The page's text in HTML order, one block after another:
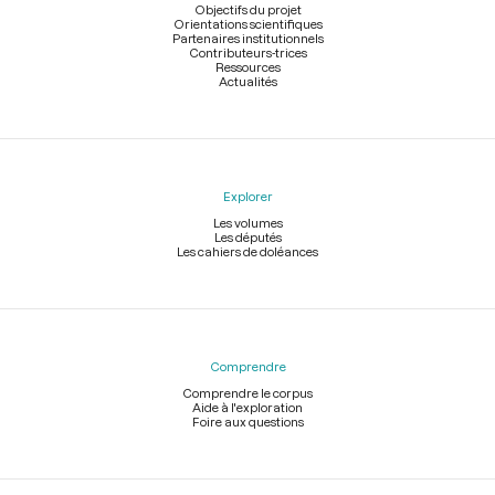
Objectifs du projet
Orientations scientifiques
Partenaires institutionnels
Contributeurs-trices
Ressources
Actualités
Explorer
Les volumes
Les députés
Les cahiers de doléances
Comprendre
Comprendre le corpus
Aide à l'exploration
Foire aux questions